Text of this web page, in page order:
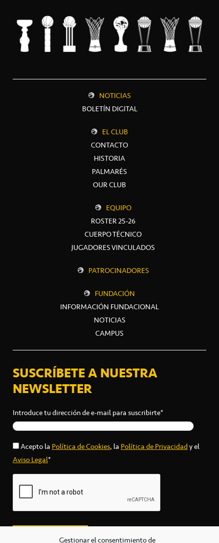
Gestionar el consentimiento de
NOTICIAS
BOLETÍN DIGITAL
EL CLUB
CONTACTO
HISTORIA
PALMARÉS
OUR CLUB
EQUIPO
ROSTER 25-26
CUERPO TÉCNICO
JUGADORES VINCULADOS
PATROCINADORES
FUNDACIÓN
INFORMACIÓN FUNDACIONAL
NOTICIAS
CAMPUS
SUSCRÍBETE A NUESTRA
NEWSLETTER
Introduce tu dirección de e-mail para suscribirte*
Acepto laPolítica de Cookies, laPolítica de Privacidady el
Aviso Legal*